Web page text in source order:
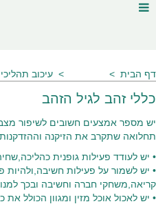
דף הבית עיכוב
כללי זהב לגיל הזהב
יש מספר אמצעים חשובים לשיפור
תחלואה שתקרב את הזיקנה וההזדקנות
• יש לעודד פעילות גופנית כהליכה,שחיה
• יש לשמור על פעילות חשיבה,ולהיות
קריאה,משחקי חברה וחשיבה ובכך
• יש לאכול אוכל מזין ומגוון הכולל את